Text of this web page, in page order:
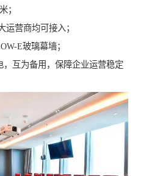
；
运营商均可接入；
E玻璃幕墙；
，互为备用，保障企业运营稳定